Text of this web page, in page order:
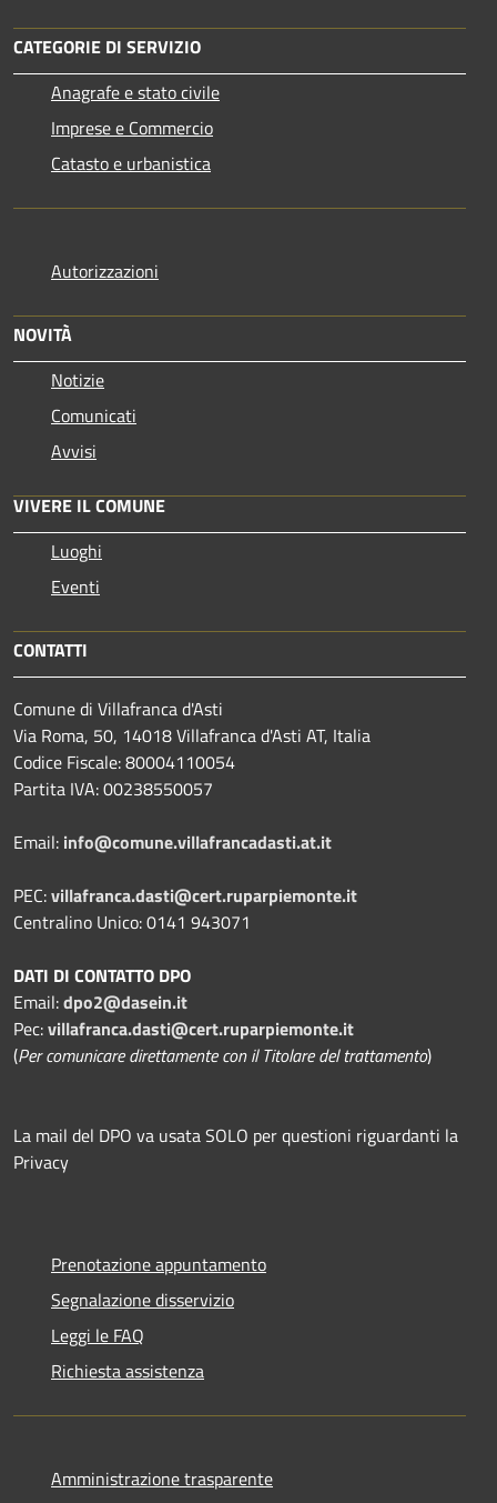
CATEGORIE DI SERVIZIO
Anagrafe e stato civile
Imprese e Commercio
Catasto e urbanistica
Autorizzazioni
NOVITÀ
Notizie
Comunicati
Avvisi
VIVERE IL COMUNE
Luoghi
Eventi
CONTATTI
Comune di Villafranca d'Asti
Via Roma, 50, 14018 Villafranca d'Asti AT, Italia
Codice Fiscale: 80004110054
Partita IVA: 00238550057
Email: info@comune.villafrancadasti.at.it
PEC:villafranca.dasti@cert.ruparpiemonte.it
Centralino Unico: 0141 943071
DATI DI CONTATTO DPO
Email:dpo2@dasein.it
Pec:villafranca.dasti@cert.ruparpiemonte.it
(Per comunicare direttamente con il Titolare del trattamento)
La mail del DPO va usata SOLO per questioni riguardanti la
Privacy
Prenotazione appuntamento
Segnalazione disservizio
Leggi le FAQ
Richiesta assistenza
Amministrazione trasparente